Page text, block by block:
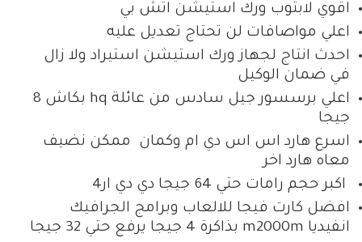
اقوي لابتوب ورك استيشن اتش بي
اعلي مواصافات لن تحتاج تعديل عليه
احدث انتاج لجهاز ورك استيشن استيراد ولا زال
في ضمان الوكيل
اعلي برسسور جيل سادس من عائلة hq بكاش 8
جيجا
اسرع هارد اس اس دي ام وكمان ممكن نضيف
معاه هارد اخر
اكبر حجم رامات حتي 64 جيجا دي دي ار4
افضل كارت فيجا للالعاب وبرامج الجرافيك
انفيديا m2000m بذاكرة 4 جيجا يرفع حتي 32 جيجا